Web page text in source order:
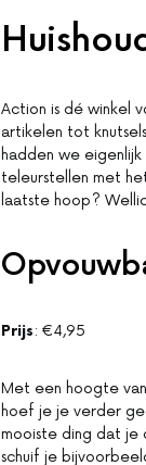
Action is dé winkel
artikelen tot
hadden we
teleurstellen met
laatste hoop?
Prijs: €4,95
Met een hoogte
hoef je je verder
mooiste ding dat je
schuif je